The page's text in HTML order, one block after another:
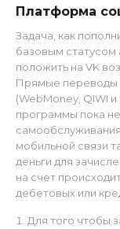
Платформа
Задача, как
базовым статусом
положить на VK
Прямые переводы
(WebMoney, QIWI
программы пока
мобильной связи
деньги для
на счет
дебетовых или
Для того чтобы